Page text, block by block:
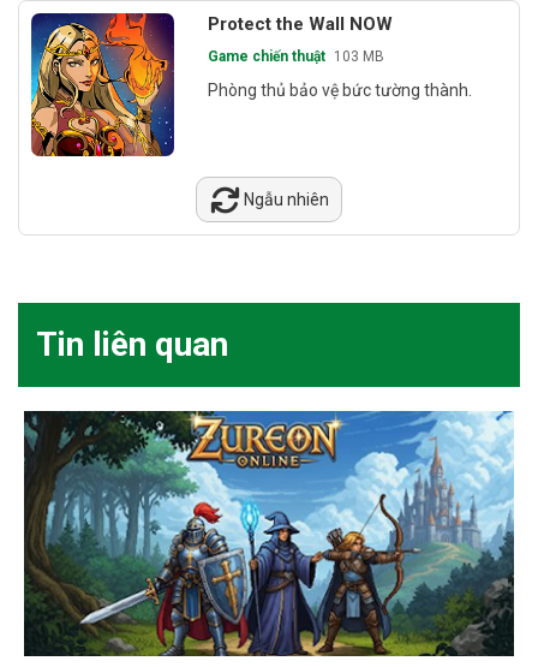
Protect the Wall NOW
Game chiến thuật 103 MB
Phòng thủ bảo vệ bức tường thành.
Ngẫu nhiên
Tin liên quan